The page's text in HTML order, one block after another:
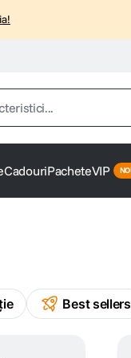
CadouriPacheteVIP
Best sellers